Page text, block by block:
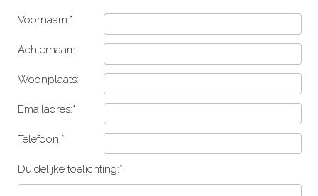
Voornaam:*
Achternaam:
Woonplaats:
Emailadres:*
Telefoon:*
Duidelijke toelichting:*